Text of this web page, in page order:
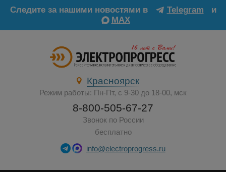
Следите за нашими новостями в Telegram
и
MAX
Красноярск
Режим работы: Пн-Пт, с 9-30 до 18-00, мск
8-800-505-67-27
Звонок по России
бесплатно
info@electroprogress.ru